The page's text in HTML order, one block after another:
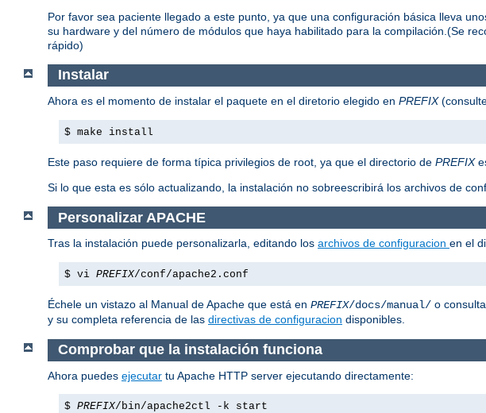
Por favor sea paciente llegado a este punto, ya que una configuración básica lleva
su hardware y del número de módulos que haya habilitado para la compilación.(Se
rápido)
Instalar
Ahora es el momento de instalar el paquete en el diretorio elegido en PREFIX
$ make install
Este paso requiere de forma típica privilegios de root, ya que el directorio de PREFIX
Si lo que esta es sólo actualizando, la instalación no sobreescribirá los archivos de
Personalizar APACHE
Tras la instalación puede personalizarla, editando los archivos de configuracion en el
$ vi PREFIX/conf/apache2.conf
Échele un vistazo al Manual de Apache que está en PREFIX/docs/manual/ o consulta
y su completa referencia de las directivas de configuracion disponibles.
Comprobar que la instalación funciona
Ahora puedes ejecutar tu Apache HTTP server ejecutando directamente:
$ PREFIX/bin/apache2ctl -k start